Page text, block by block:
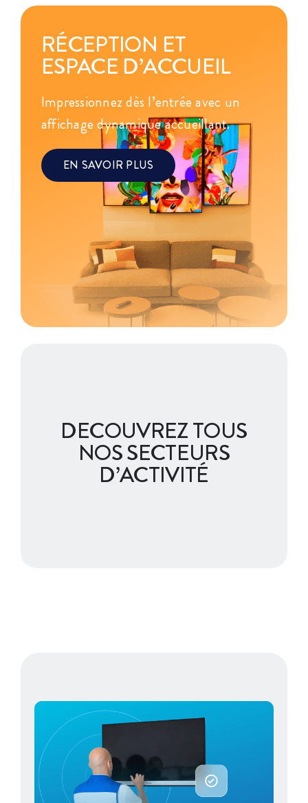
RÉCEPTION ET
ESPACE D’ACCUEIL
Impressionnez dès l’entrée avec un
affichage dynamique accueillant.
EN SAVOIR PLUS
DECOUVREZ TOUS
NOS SECTEURS
D’ACTIVITÉ